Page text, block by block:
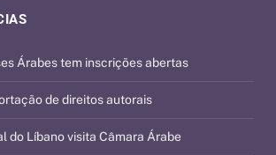
Árabes tem inscrições abertas
de direitos autorais
do Líbano visita Câmara Árabe